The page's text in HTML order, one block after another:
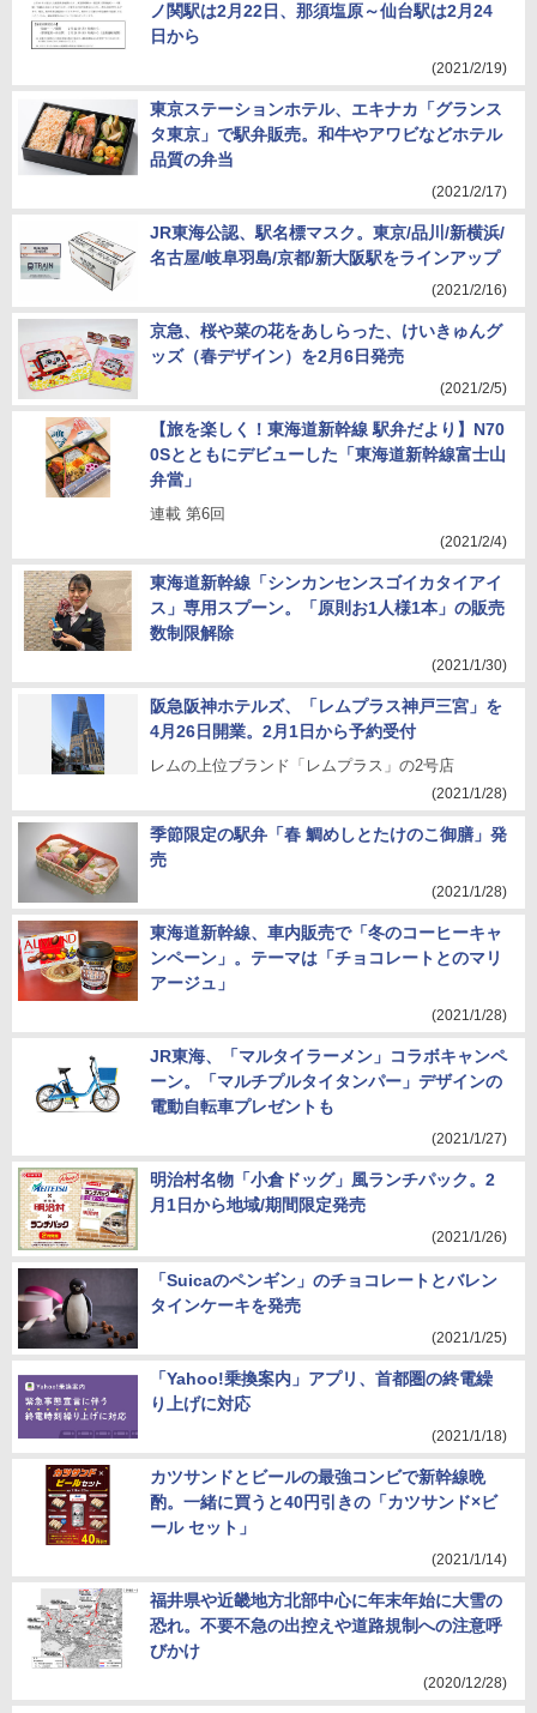
ノ関駅は2月22日、那須塩原～仙台駅は2月24
日から
(2021/2/19)
東京ステーションホテル、エキナカ「グランス
タ東京」で駅弁販売。和牛やアワビなどホテル
品質の弁当
(2021/2/17)
JR東海公認、駅名標マスク。東京/品川/新横浜/
名古屋/岐阜羽島/京都/新大阪駅をラインアップ
(2021/2/16)
京急、桜や菜の花をあしらった、けいきゅんグ
ッズ（春デザイン）を2月6日発売
(2021/2/5)
【旅を楽しく！東海道新幹線 駅弁だより】N70
0Sとともにデビューした「東海道新幹線富士山
弁當」
連載 第6回
(2021/2/4)
東海道新幹線「シンカンセンスゴイカタイアイ
ス」専用スプーン。「原則お1人様1本」の販売
数制限解除
(2021/1/30)
阪急阪神ホテルズ、「レムプラス神戸三宮」を
4月26日開業。2月1日から予約受付
レムの上位ブランド「レムプラス」の2号店
(2021/1/28)
季節限定の駅弁「春 鯛めしとたけのこ御膳」発
売
(2021/1/28)
東海道新幹線、車内販売で「冬のコーヒーキャ
ンペーン」。テーマは「チョコレートとのマリ
アージュ」
(2021/1/28)
JR東海、「マルタイラーメン」コラボキャンペ
ーン。「マルチプルタイタンパー」デザインの
電動自転車プレゼントも
(2021/1/27)
明治村名物「小倉ドッグ」風ランチパック。2
月1日から地域/期間限定発売
(2021/1/26)
「Suicaのペンギン」のチョコレートとバレン
タインケーキを発売
(2021/1/25)
「Yahoo!乗換案内」アプリ、首都圏の終電繰
り上げに対応
(2021/1/18)
カツサンドとビールの最強コンビで新幹線晩
酌。一緒に買うと40円引きの「カツサンド×ビ
ール セット」
(2021/1/14)
福井県や近畿地方北部中心に年末年始に大雪の
恐れ。不要不急の出控えや道路規制への注意呼
びかけ
(2020/12/28)